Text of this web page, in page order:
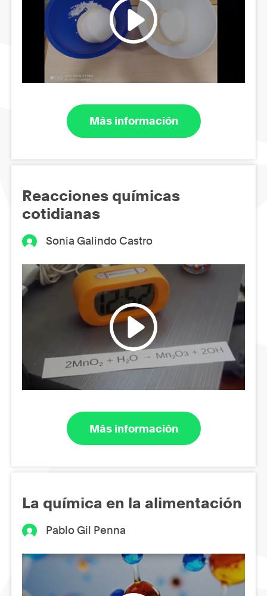
Más información
Reacciones químicas
cotidianas
Sonia Galindo Castro
Más información
La química en la alimentación
Pablo Gil Penna